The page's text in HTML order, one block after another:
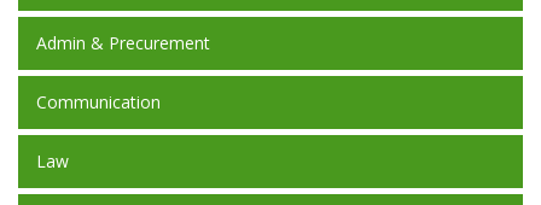
Admin & Precurement
Communication
Law